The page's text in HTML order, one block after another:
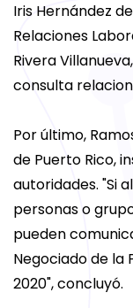
Iris Hernández
Relaciones
Rivera
consulta
Por último,
de Puerto Rico,
autoridades. "Si
personas o
pueden
Negociado de la
2020", concluyó.